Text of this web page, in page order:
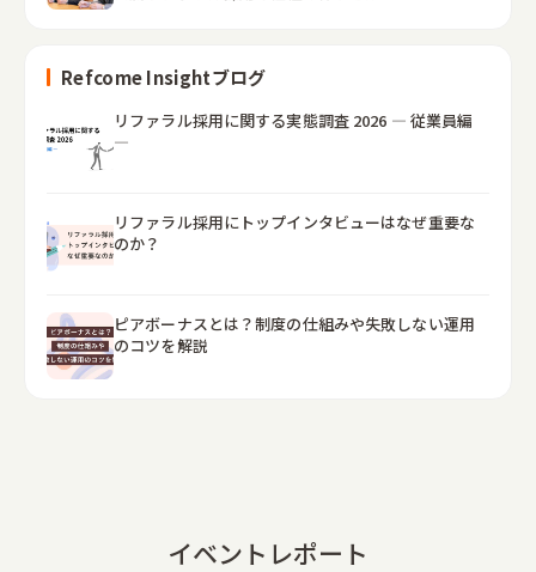
Refcome Insightブログ
リファラル採用に関する実態調査 2026 ― 従業員編
―
リファラル採用にトップインタビューはなぜ重要な
のか？
ピアボーナスとは？制度の仕組みや失敗しない運用
のコツを解説
イベントレポート